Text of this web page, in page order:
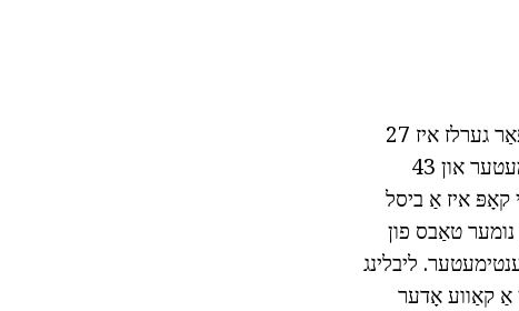
דעם אַנדערסייזד הונט מיט אַ ילאָנגגייטאַד גוף און קורץ לעגס. הייך ביי די ווידערז פֿאַר גערלז איז 27
סענטימעטער פֿאַר מאַלעס - 29 סענטימעטער, לענג -. ריספּעקטיוולי 40 סענטימעטער און 43
קאָפּ איז אַ ביסל
טאַבס פון
פאָרעם און אַ נעראָוער גוף. קאַסטן אַרומנעם טוט ניט יקסיד 45 סענטימעטער. ליבלינג
אַ קאַווע אָדער